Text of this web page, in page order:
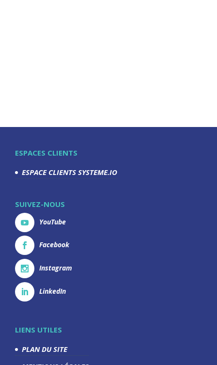
ESPACES CLIENTS
ESPACE CLIENTS SYSTEME.IO
SUIVEZ-NOUS
YouTube
Facebook
Instagram
LinkedIn
LIENS UTILES
PLAN DU SITE